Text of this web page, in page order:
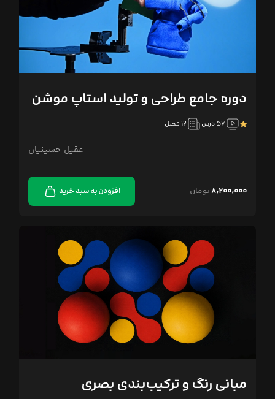
دوره جامع طراحی و تولید استاپ موشن
۵۷ درس ۱۲ فصل
عقیل حسینیان
۸,۲۰۰,۰۰۰ تومان افزودن به سبد خرید
مبانی رنگ و ترکیب‌بندی بصری